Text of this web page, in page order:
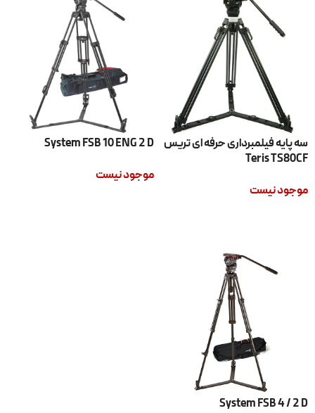
سه پایه فیلمبرداری حرفه ای تریس
Teris TS80CF
موجود نیست
System FSB 10 ENG 2 D
موجود نیست
System FSB 4 / 2 D